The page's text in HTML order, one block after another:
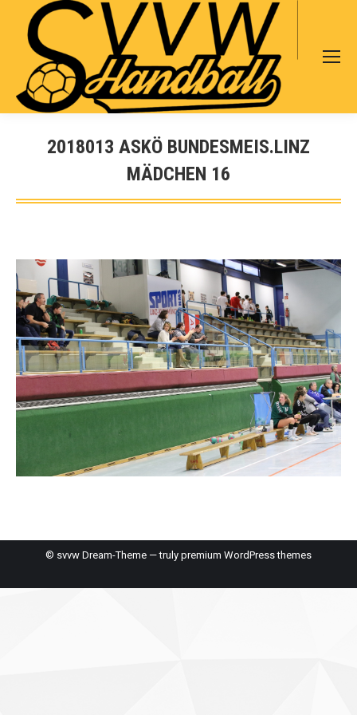
Search:
2018013 ASKÖ BUNDESMEIS.LINZ
MÄDCHEN 16
Sie befinden sich hier:
© svvw Dream-Theme — truly premium WordPress themes